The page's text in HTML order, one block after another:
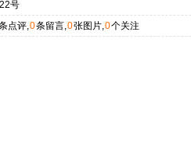
号
点评,0条留言,0张图片,0个关注